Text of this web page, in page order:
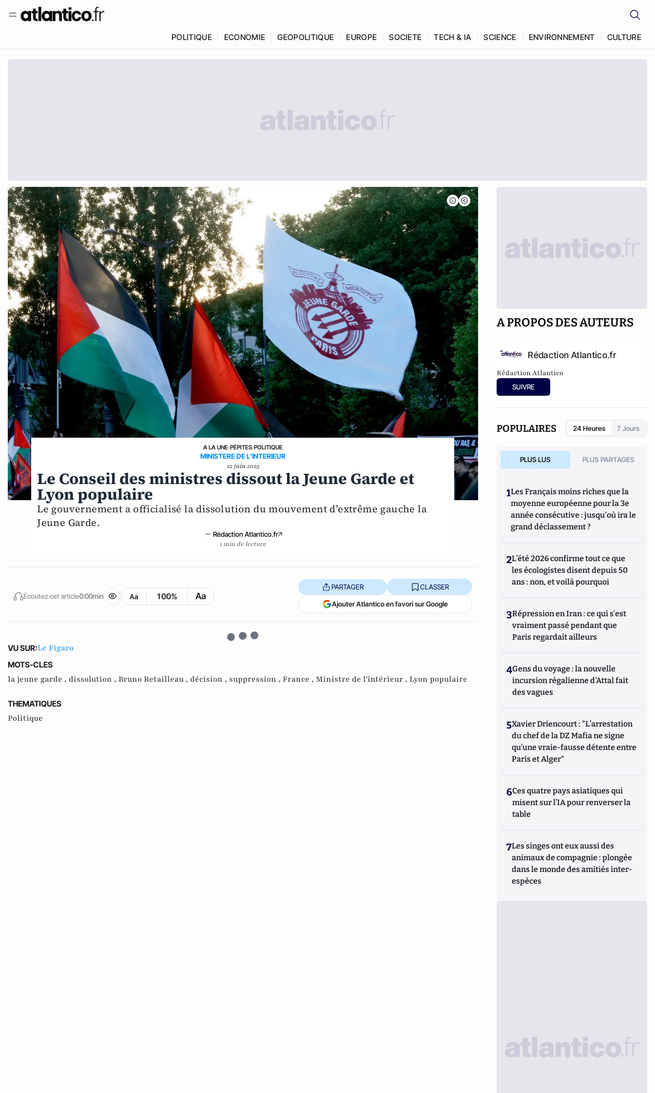
POLITIQUE ECONOMIE GEOPOLITIQUE EUROPE SOCIETE TECH & IA SCIENCE ENVIRONNEMENT CULTURE
A LA UNE›PÉPITES›POLITIQUE
MINISTERE DE L'INTERIEUR
12 juin 2025
Le Conseil des ministres dissout la Jeune Garde et
Lyon populaire
Le gouvernement a officialisé la dissolution du mouvement d’extrême gauche la
Jeune Garde.
Rédaction Atlantico.fr
1 min de lecture
Écoutez cet article0:00min Aa 100% Aa
PARTAGER CLASSER
Ajouter Atlantico en favori sur Google
VU SUR:Le Figaro
MOTS-CLES
la jeune garde , dissolution , Bruno Retailleau , décision , suppression , France , Ministre de l'intérieur , Lyon populaire
THEMATIQUES
Politique
A PROPOS DES AUTEURS
Rédaction Atlantico.fr
Rédaction Atlantico
SUIVRE
POPULAIRES 24 Heures 7 Jours
PLUS LUS PLUS PARTAGES
1Les Français moins riches que la
moyenne européenne pour la 3e
année consécutive : jusqu'où ira le
grand déclassement ?
2L’été 2026 confirme tout ce que
les écologistes disent depuis 50
ans : non, et voilà pourquoi
3Répression en Iran : ce qui s'est
vraiment passé pendant que
Paris regardait ailleurs
4Gens du voyage : la nouvelle
incursion régalienne d'Attal fait
des vagues
5Xavier Driencourt : "L’arrestation
du chef de la DZ Mafia ne signe
qu’une vraie-fausse détente entre
Paris et Alger"
6Ces quatre pays asiatiques qui
misent sur l’IA pour renverser la
table
7Les singes ont eux aussi des
animaux de compagnie : plongée
dans le monde des amitiés inter-
espèces